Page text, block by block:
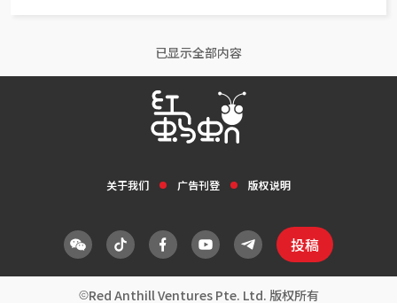
已显示全部内容
关于我们 广告刊登 版权说明
投稿
Red Anthill Ventures Pte. Ltd. 版权所有